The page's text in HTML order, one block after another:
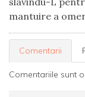
mantuire a
Comentarii
Comentariile sunt